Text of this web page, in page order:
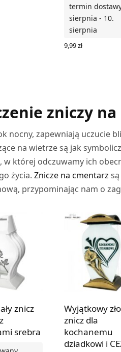
termin
sierpnia - 10.
sierpnia
9,99zł
zniczy
nocny, zapewniają uczucie
na wietrze są jak
w której odczuwamy ich
życia.Znicze na cmentarz
przypominając nam o
znicz
srebra
Wyjątkowy
znicz dla
kochanemu
dziadkowi i